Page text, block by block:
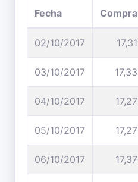
Fecha Compra
02/10/2017 17,31
03/10/2017 17,33
04/10/2017 17,27
05/10/2017 17,27
06/10/2017 17,37